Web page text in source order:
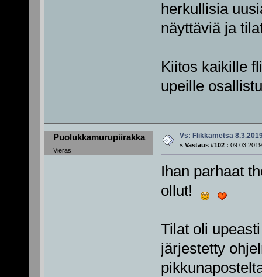
herkullisia
näyttäviä ja
Kiitos kaikille
upeille
Puolukkamurupiirakka
Vieras
Vs: Flikkametsä
« Vastaus #102 :
Ihan parhaat
ollut!
Tilat oli
järjestetty